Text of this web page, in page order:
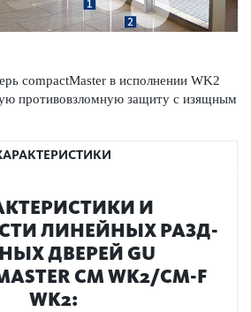
compactMaster в исполнении WK2
против­овзломную защиту с изящным
И
ЛИНЕЙНЫХ РАЗ­Д­
ДВЕРЕЙ GU
CM WK2/CM-F
WK2: